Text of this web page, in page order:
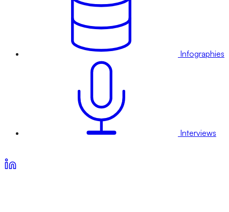
Infographies
Interviews